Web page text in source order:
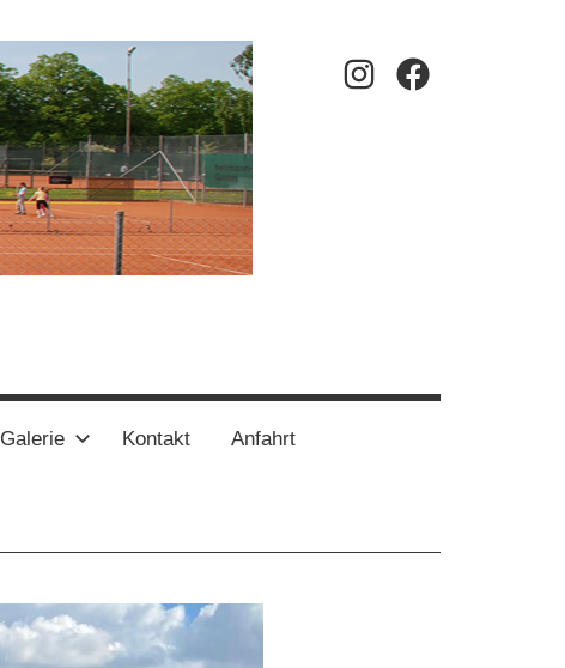
InstagramFacebook
Galerie Kontakt Anfahrt